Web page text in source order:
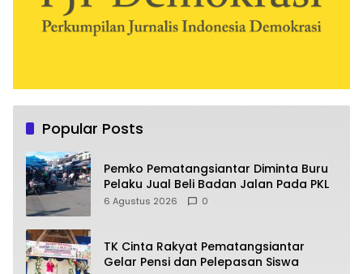
Popular Posts
Pemko Pematangsiantar Diminta Buru
Pelaku Jual Beli Badan Jalan Pada PKL
6 Agustus 2026 0
TK Cinta Rakyat Pematangsiantar
Gelar Pensi dan Pelepasan Siswa